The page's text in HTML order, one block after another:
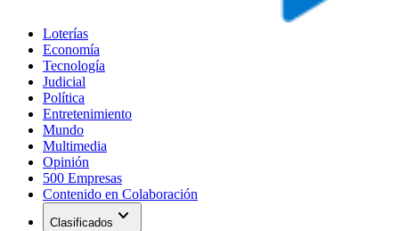
Loterías
Economía
Tecnología
Judicial
Política
Entretenimiento
Mundo
Multimedia
Opinión
500 Empresas
Contenido en Colaboración
Clasificados expand_more